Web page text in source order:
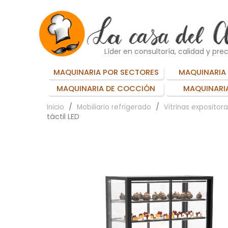
Líder en consultoría, calidad y
MAQUINARIA POR SECTORES
MAQUINARIA
MAQUINARIA DE COCCIÓN
Inicio Mobiliario refrigerado Vitrinas
táctil LED